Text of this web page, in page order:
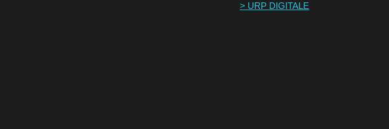
> URP DIGITALE